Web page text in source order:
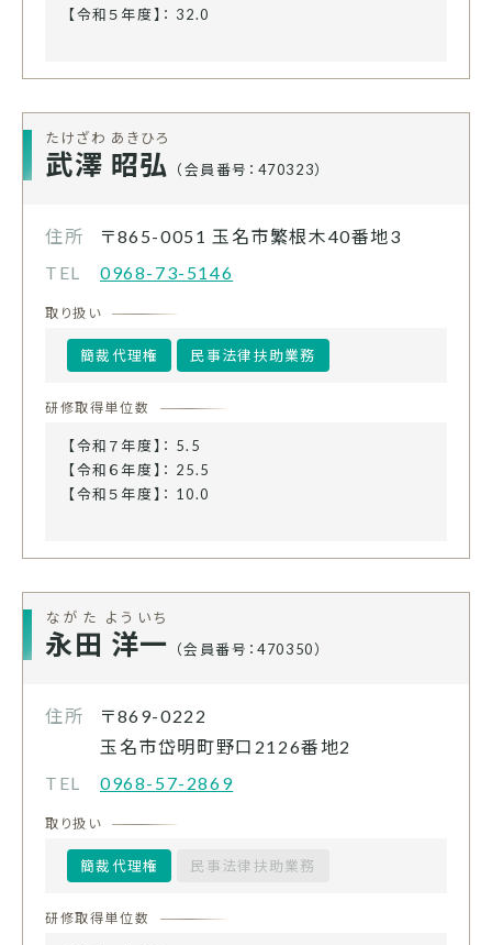
【令和５年度】： 32.0
武澤 昭弘
たけざわ あきひろ
（会員番号：470323）
住所 〒865-0051 玉名市繁根木40番地3
TEL
0968-73-5146
取り扱い
簡裁代理権 民事法律扶助業務
研修取得単位数
【令和７年度】： 5.5
【令和６年度】： 25.5
【令和５年度】： 10.0
永田 洋一
ながた よういち
（会員番号：470350）
住所
〒869-0222
玉名市岱明町野口2126番地2
TEL
0968-57-2869
取り扱い
簡裁代理権 民事法律扶助業務
研修取得単位数